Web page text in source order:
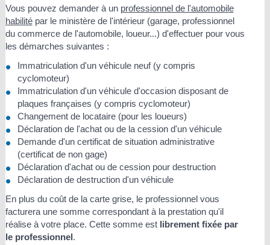
Vous pouvez demander à un professionnel de l'automobile
habilitépar le ministère de l'intérieur (garage, professionnel
du commerce de l'automobile, loueur...) d'effectuer pour vous
les démarches suivantes :
Immatriculation d'un véhicule neuf (y compris
cyclomoteur)
Immatriculation d'un véhicule d'occasion disposant de
plaques françaises (y compris cyclomoteur)
Changement de locataire (pour les loueurs)
Déclaration de l'achat ou de la cession d'un véhicule
Demande d'un certificat de situation administrative
(certificat de non gage)
Déclaration d'achat ou de cession pour destruction
Déclaration de destruction d'un véhicule
En plus du coût de la carte grise, le professionnel vous
facturera une somme correspondant à la prestation qu'il
réalise à votre place. Cette somme est librement fixée par
le professionnel.